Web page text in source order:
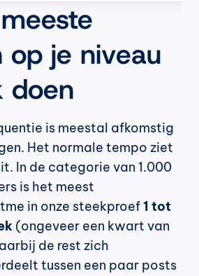
op je niveau
doen
is meestal afkomstig
Het normale tempo ziet
In de categorie van 1.000
is het meest
in onze steekproef 1 tot
(ongeveer een kwart van
de rest zich
tussen een paar posts